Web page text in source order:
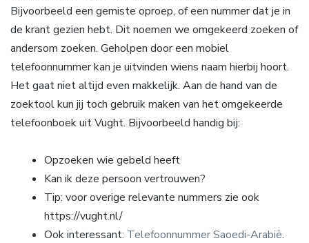
Bijvoorbeeld een gemiste oproep, of een nummer dat je in
de krant gezien hebt. Dit noemen we omgekeerd zoeken of
andersom zoeken. Geholpen door een mobiel
telefoonnummer kan je uitvinden wiens naam hierbij hoort.
Het gaat niet altijd even makkelijk. Aan de hand van de
zoektool kun jij toch gebruik maken van het omgekeerde
telefoonboek uit Vught. Bijvoorbeeld handig bij:
Opzoeken wie gebeld heeft
Kan ik deze persoon vertrouwen?
Tip: voor overige relevante nummers zie ook
https://vught.nl/
Ook interessant: Telefoonnummer Saoedi-Arabië.